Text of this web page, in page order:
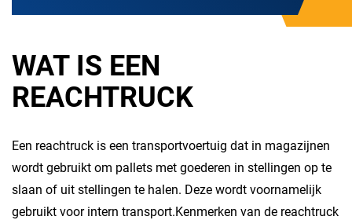
WAT IS EEN
REACHTRUCK
Een reachtruck is een transportvoertuig dat in magazijnen
wordt gebruikt om pallets met goederen in stellingen op te
slaan of uit stellingen te halen. Deze wordt voornamelijk
gebruikt voor intern transport.Kenmerken van de reachtruck